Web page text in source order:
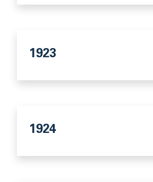
1923
1924